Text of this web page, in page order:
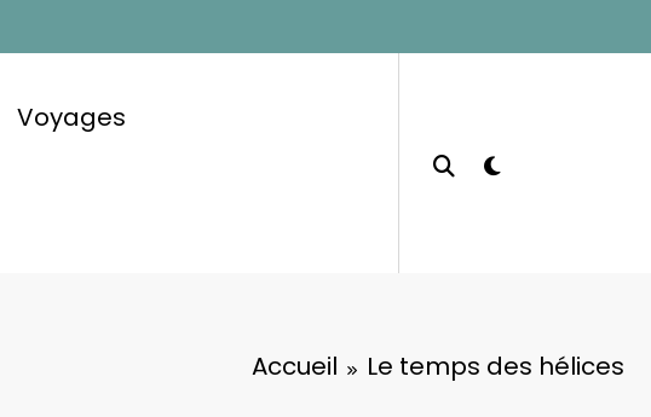
Voyages
Accueil Le temps des hélices